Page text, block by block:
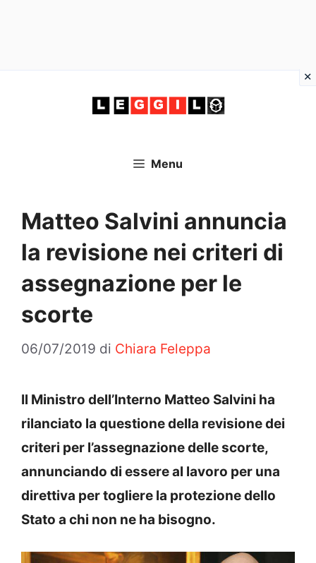
Menu
Matteo Salvini annuncia
la revisione nei criteri di
assegnazione per le
scorte
06/07/2019 di Chiara Feleppa
Il Ministro dell’Interno Matteo Salvini ha
rilanciato la questione della revisione dei
criteri per l’assegnazione delle scorte,
annunciando di essere al lavoro per una
direttiva per togliere la protezione dello
Stato a chi non ne ha bisogno.